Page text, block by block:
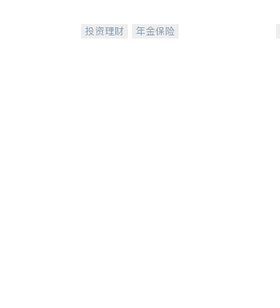
元化组合，助力客户实现目标
投资理财
年金保险